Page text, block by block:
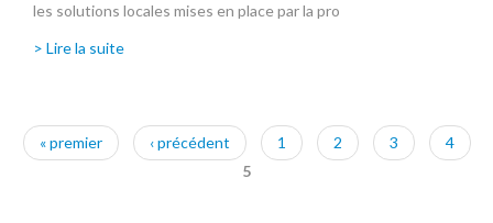
les solutions locales mises en place par la pro
> Lire la suite
« premier ‹ précédent 1 2 3
4
5